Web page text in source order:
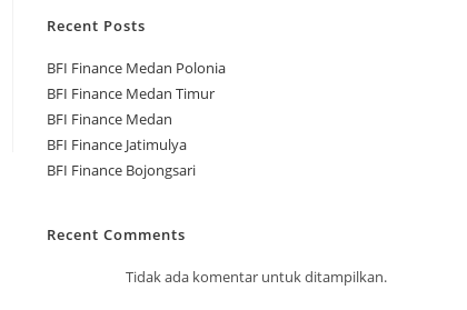
Recent Posts
BFI Finance Medan Polonia
BFI Finance Medan Timur
BFI Finance Medan
BFI Finance Jatimulya
BFI Finance Bojongsari
Recent Comments
Tidak ada komentar untuk ditampilkan.